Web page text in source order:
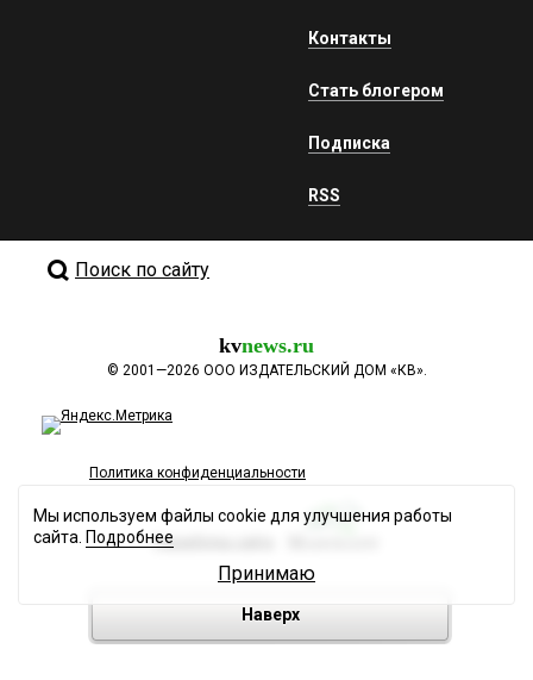
Контакты
Стать блогером
Подписка
RSS
Поиск по сайту
kvnews.ru
© 2001—2026 ООО ИЗДАТЕЛЬСКИЙ ДОМ «КВ».
Политика конфиденциальности
Разработка сайта
Наверх
Мы используем файлы cookie для улучшения работы
сайта. Подробнее
Принимаю